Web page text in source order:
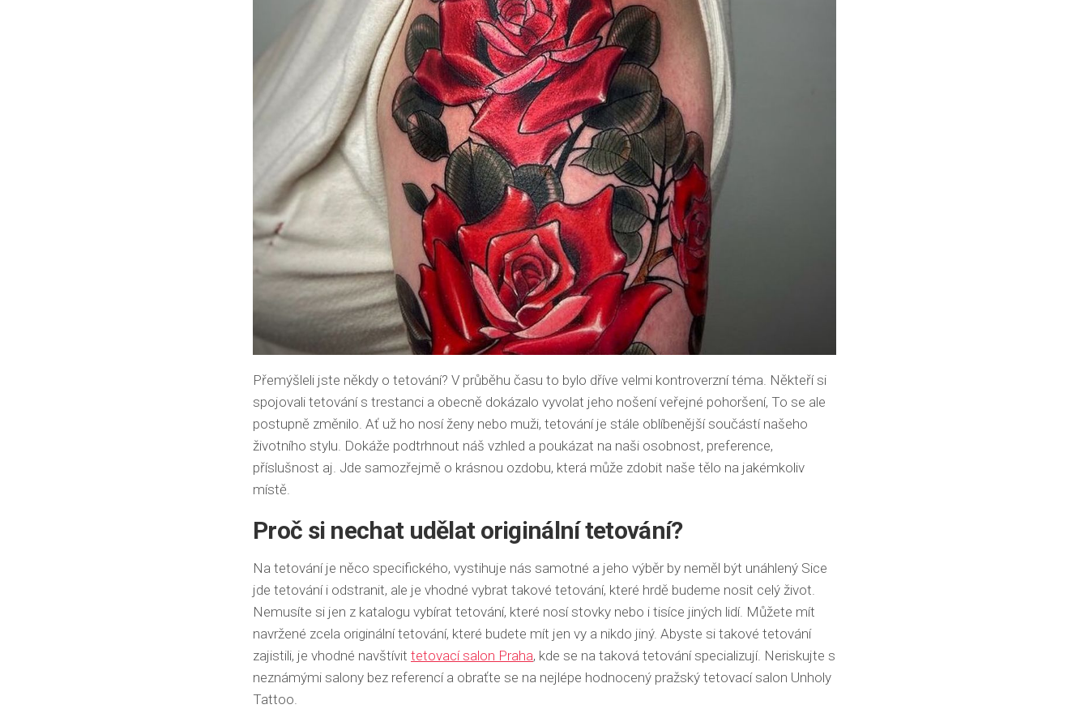
Přemýšleli jste někdy o tetování? V průběhu času to bylo dříve velmi kontroverzní téma. Někteří si
spojovali tetování s trestanci a obecně dokázalo vyvolat jeho nošení veřejné pohoršení, To se ale
postupně změnilo. Ať už ho nosí ženy nebo muži, tetování je stále oblíbenější součástí našeho
životního stylu. Dokáže podtrhnout náš vzhled a poukázat na naši osobnost, preference,
příslušnost aj. Jde samozřejmě o krásnou ozdobu, která může zdobit naše tělo na jakémkoliv
místě.
Proč si nechat udělat originální tetování?
Na tetování je něco specifického, vystihuje nás samotné a jeho výběr by neměl být unáhlený Sice
jde tetování i odstranit, ale je vhodné vybrat takové tetování, které hrdě budeme nosit celý život.
Nemusíte si jen z katalogu vybírat tetování, které nosí stovky nebo i tisíce jiných lidí. Můžete mít
navržené zcela originální tetování, které budete mít jen vy a nikdo jiný. Abyste si takové tetování
zajistili, je vhodné navštívit tetovací salon Praha, kde se na taková tetování specializují. Neriskujte s
neznámými salony bez referencí a obraťte se na nejlépe hodnocený pražský tetovací salon Unholy
Tattoo.